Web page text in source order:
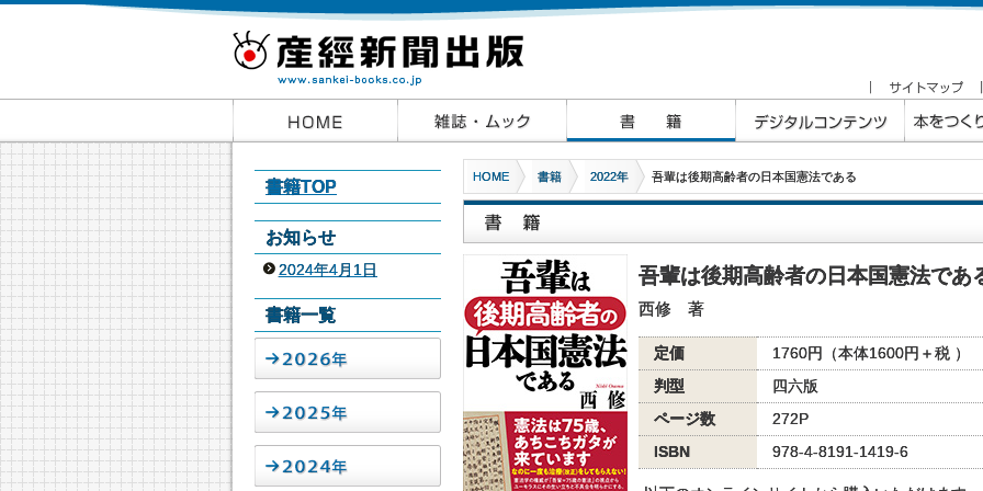
書籍TOP
お知らせ
2024年4月1日
書籍一覧
HOME 書籍 2022年 吾輩は後期高齢者の日本国憲法である
吾輩は後期高齢者の日本国憲法であ
西修 著
定価
1760円（本体1600円＋税 ）
判型
四六版
ページ数
272P
ISBN
978-4-8191-1419-6